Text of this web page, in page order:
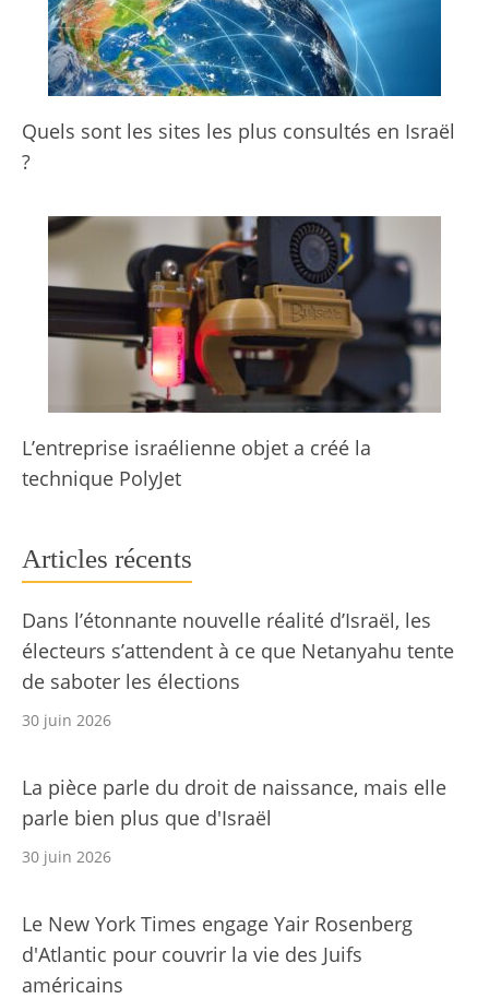
Quels sont les sites les plus consultés en Israël
?
L’entreprise israélienne objet a créé la
technique PolyJet
Articles récents
Dans l’étonnante nouvelle réalité d’Israël, les
électeurs s’attendent à ce que Netanyahu tente
de saboter les élections
30 juin 2026
La pièce parle du droit de naissance, mais elle
parle bien plus que d'Israël
30 juin 2026
Le New York Times engage Yair Rosenberg
d'Atlantic pour couvrir la vie des Juifs
américains